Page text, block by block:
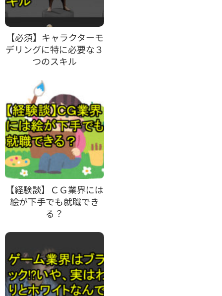
【必須】キャラクターモ
デリングに特に必要な３
つのスキル
【経験談】ＣＧ業界には
絵が下手でも就職でき
る？